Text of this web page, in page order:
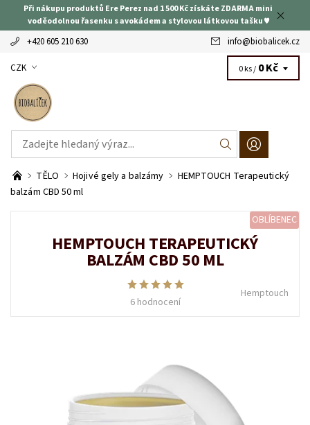
Při nákupu produktů Ere Perez nad 1 500 Kč získáte ZDARMA mini
voděodolnou řasenku s avokádem a stylovou látkovou tašku ♥
+420 605 210 630 info@biobalicek.cz
CZK 0 ks / 0 Kč
TĚLO Hojivé gely a balzámy
HEMPTOUCH Terapeutický
balzám CBD 50 ml
OBLÍBENEC
HEMPTOUCH TERAPEUTICKÝ
BALZÁM CBD 50 ML
6 hodnocení
Hemptouch